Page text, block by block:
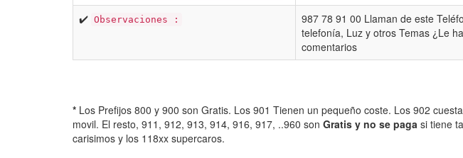
✔️ Observaciones :
987 78 91 00 Llaman de este
telefonía, Luz y otros Temas ¿Le
comentarios
* Los Prefijos 800 y 900 son Gratis. Los 901 Tienen un pequeño coste. Los 902
movil. El resto, 911, 912, 913, 914, 916, 917, ..960 son Gratis y no se paga si tiene
carisimos y los 118xx supercaros.